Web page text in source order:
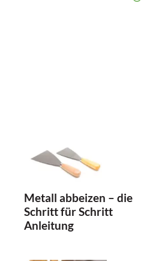
Metall abbeizen – die
Schritt für Schritt
Anleitung